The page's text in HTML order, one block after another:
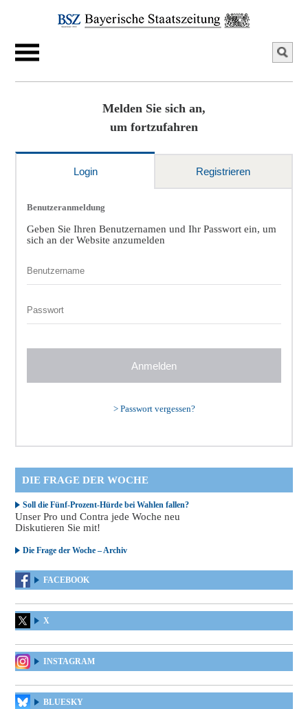
Melden Sie sich an,
um fortzufahren
Login Registrieren
Benutzeranmeldung
Geben Sie Ihren Benutzernamen und Ihr Passwort ein, um
sich an der Website anzumelden
> Passwort vergessen?
DIE FRAGE DER WOCHE
Soll die Fünf-Prozent-Hürde bei Wahlen fallen?
Unser Pro und Contra jede Woche neu
Diskutieren Sie mit!
Die Frage der Woche – Archiv
FACEBOOK
X
INSTAGRAM
BLUESKY